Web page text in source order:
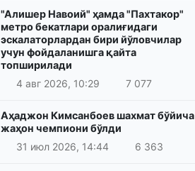
"Алишер Навоий" ҳамда "Пахтакор"
метро бекатлари оралиғидаги
эскалаторлардан бири йўловчилар
учун фойдаланишга қайта
топширилади
4 авг 2026, 10:29
7 077
Аҳаджон Кимсанбоев шахмат бўйича
жаҳон чемпиони бўлди
31 июл 2026, 14:44
6 363